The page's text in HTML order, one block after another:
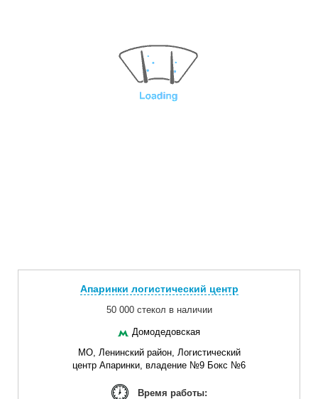
Апаринки логистический центр
50 000 стекол в наличии
Домодедовская
МО, Ленинский район, Логистический
центр Апаринки, владение №9 Бокс №6
Время работы: